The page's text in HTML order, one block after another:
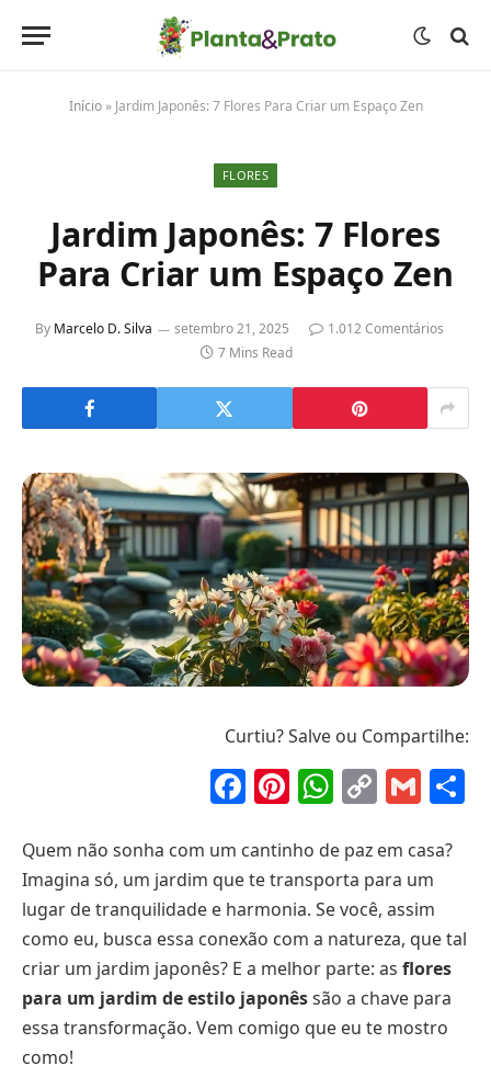
Início» Jardim Japonês: 7 Flores Para Criar um Espaço Zen
FLORES
Jardim Japonês: 7 Flores
Para Criar um Espaço Zen
By Marcelo D. Silva setembro 21, 2025
1.012 Comentários
7 Mins Read
Curtiu? Salve ou Compartilhe:
Facebook
Pinterest
Copy
Quem não sonha com um cantinho de paz em casa?
Imagina só, um jardim que te transporta para um
lugar de tranquilidade e harmonia. Se você, assim
como eu, busca essa conexão com a natureza, que tal
criar um jardim japonês? E a melhor parte: as flores
para um jardim de estilo japonêssão a chave para
essa transformação. Vem comigo que eu te mostro
como!